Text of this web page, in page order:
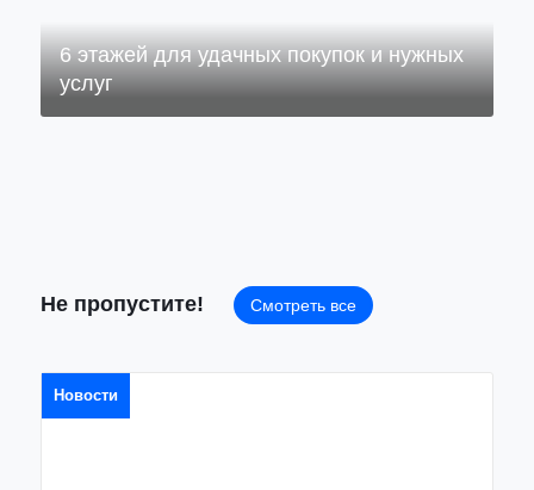
6 этажей для удачных покупок и нужных
услуг
Не пропустите! Смотреть все
Новости